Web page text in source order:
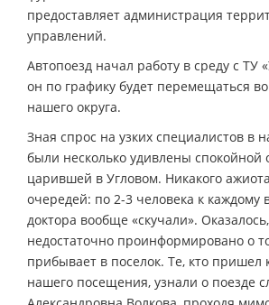
предоставляет администрация
управлений.
Автопоезд начал работу в среду с ТУ
он по графику будет перемещаться
нашего округа.
Зная спрос на узких специалистов в
были несколько удивлены спокойной
царившей в Угловом. Никакого
очередей: по 2-3 человека к каждому
доктора вообще «скучали».
недостаточно проинформировано о
прибывает в поселок. Те, кто пришел
нашего посещения, узнали о поезде